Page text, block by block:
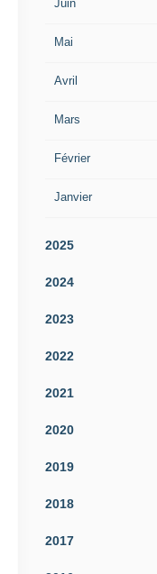
Juin
Mai
Avril
Mars
Février
Janvier
2025
2024
2023
2022
2021
2020
2019
2018
2017